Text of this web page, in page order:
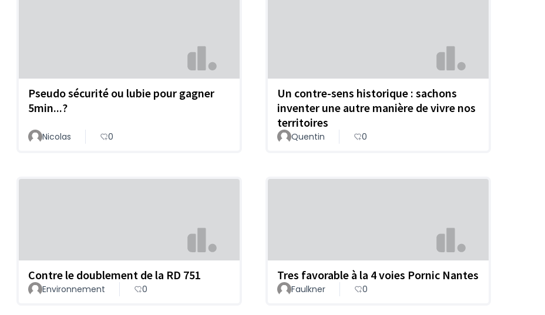
Pseudo sécurité ou lubie pour gagner
5min...?
Nicolas 0
Un contre-sens historique : sachons
inventer une autre manière de vivre nos
territoires
Quentin 0
Contre le doublement de la RD 751
Environnement 0
Tres favorable à la 4 voies Pornic Nantes
Faulkner 0